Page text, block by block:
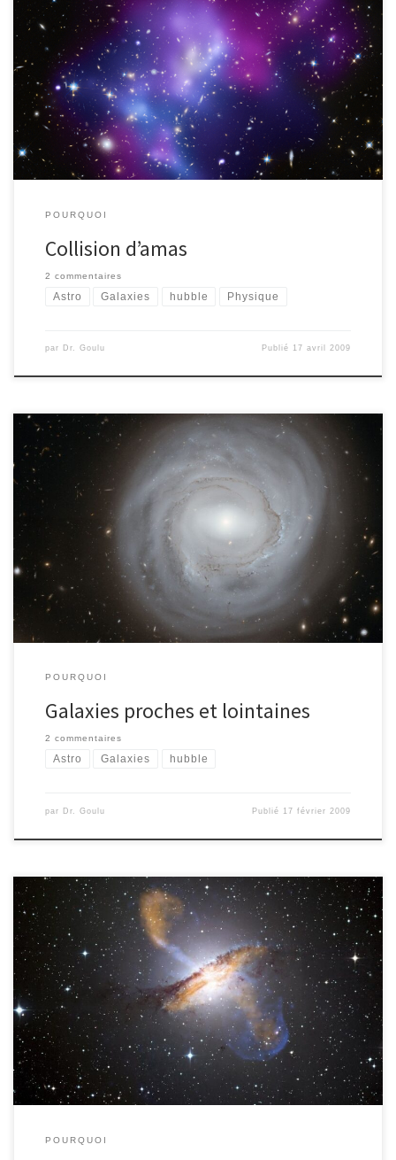
J’aime bien les collisions. Les microscopiques à la vitesse de la
lumière, les « normales » comme celle-ci où les Mythbusters
vérifient si l’acier se soude lors d’une collision : [youtube
http://www.youtube.com/watch?v=BPEAWY8AEX8&w=640] (la
réponse est non, même à 1000 km/h, ça ne se soude pas…). Le
cratère de Manicouagan est le résultat […]
POURQUOI
Collision d’amas
2 commentaires
Astro Galaxies hubble Physique
par Dr. Goulu Publié 17 avril 2009
Hubble nous fournit une fois encore une image magnifique : La
galaxie NGC 4921 est distante de 320 millions d’années lumière, et
présente la particularité d’être peu dense et peu lumineuse. Pour
les besoins d’une étude scientifique sur l’expansion de l’univers,
le télescope spatial a réalisé 80 prises de vues […]
POURQUOI
Galaxies proches et lointaines
2 commentaires
Astro Galaxies hubble
par Dr. Goulu Publié 17 février 2009
Si vous croyez toujours qu’une galaxie n’est qu’un disque d’étoiles
qui tournent autour d’un trou noir supermassif qui les avale une à
une, regardez cette image : NGC 5128 est une galaxie assez
proche (15 millions d’années lumière), bien visible dans l’optique
mais aussi dans les fréquences radio. Elle se […]
POURQUOI